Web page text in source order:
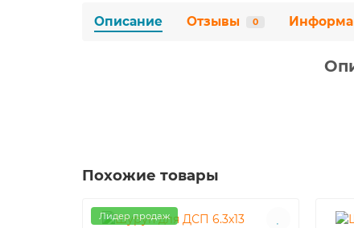
Описание Отзывы 0
Похожие товары
Лидер продаж